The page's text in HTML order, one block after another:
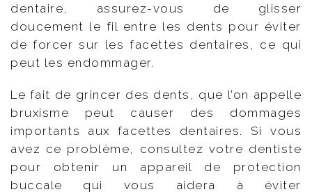
dentaire, assurez-vous de glisser
doucement le fil entre les dents pour éviter
de forcer sur les facettes dentaires, ce qui
peut les endommager.
Le fait de grincer des dents, que l’on appelle
bruxisme peut causer des dommages
importants aux facettes dentaires. Si vous
avez ce problème, consultez votre dentiste
pour obtenir un appareil de protection
buccale qui vous aidera à éviter